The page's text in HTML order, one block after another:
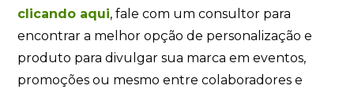
clicando aqui, fale com um consultor para
encontrar a melhor opção de personalização e
produto para divulgar sua marca em eventos,
promoções ou mesmo entre colaboradores e